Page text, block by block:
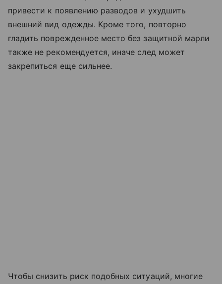
привести к появлению разводов и ухудшить
внешний вид одежды. Кроме того, повторно
гладить поврежденное место без защитной марли
также не рекомендуется, иначе след может
закрепиться еще сильнее.
Чтобы снизить риск подобных ситуаций, многие